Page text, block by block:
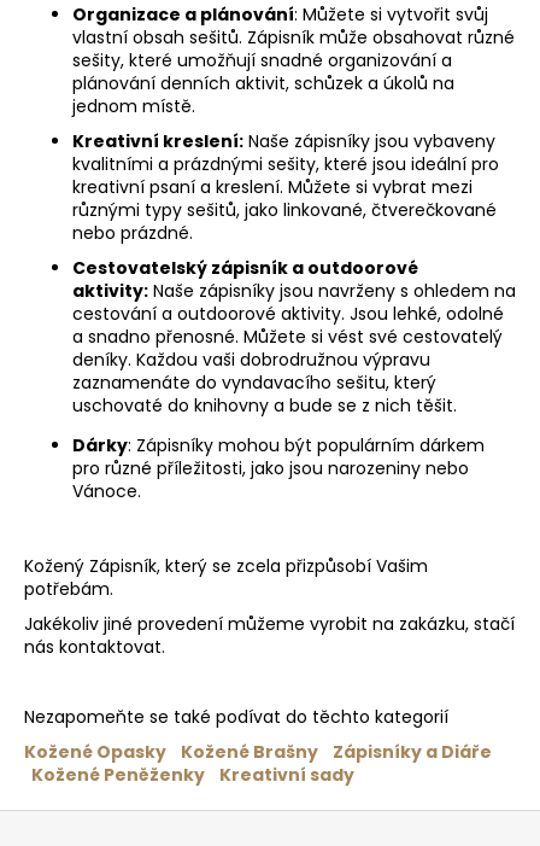
Organizace a plánování: Můžete si vytvořit svůj
vlastní obsah sešitů. Zápisník může obsahovat různé
sešity, které umožňují snadné organizování a
plánování denních aktivit, schůzek a úkolů na
jednom místě.
Kreativní kreslení: Naše zápisníky jsou vybaveny
kvalitními a prázdnými sešity, které jsou ideální pro
kreativní psaní a kreslení. Můžete si vybrat mezi
různými typy sešitů, jako linkované, čtverečkované
nebo prázdné.
Cestovatelský zápisník a outdoorové
aktivity: Naše zápisníky jsou navrženy s ohledem na
cestování a outdoorové aktivity. Jsou lehké, odolné
a snadno přenosné. Můžete si vést své cestovatelý
deníky. Každou vaši dobrodružnou výpravu
zaznamenáte do vyndavacího sešitu, který
uschovaté do knihovny a bude se z nich těšit.
Dárky: Zápisníky mohou být populárním dárkem
pro různé příležitosti, jako jsou narozeniny nebo
Vánoce.
Kožený Zápisník, který se zcela přizpůsobí Vašim
potřebám.
Jakékoliv jiné provedení můžeme vyrobit na zakázku, stačí
nás kontaktovat.
Nezapomeňte se také podívat do těchto kategorií
Kožené Opasky
Kožené Brašny Zápisníky a Diáře
Kožené Peněženky Kreativní sady
Z